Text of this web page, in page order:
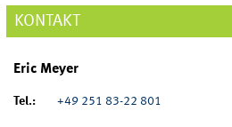
KONTAKT
Eric Meyer
Tel.: +49 251 83-22 801